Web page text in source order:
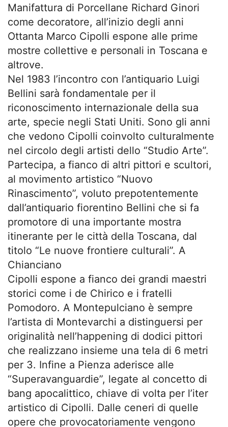
Manifattura di Porcellane Richard Ginori
come decoratore, all’inizio degli anni
Ottanta Marco Cipolli espone alle prime
mostre collettive e personali in Toscana e
altrove.
Nel 1983 l’incontro con l’antiquario Luigi
Bellini sarà fondamentale per il
riconoscimento internazionale della sua
arte, specie negli Stati Uniti. Sono gli anni
che vedono Cipolli coinvolto culturalmente
nel circolo degli artisti dello “Studio Arte”.
Partecipa, a fianco di altri pittori e scultori,
al movimento artistico “Nuovo
Rinascimento”, voluto prepotentemente
dall’antiquario fiorentino Bellini che si fa
promotore di una importante mostra
itinerante per le città della Toscana, dal
titolo “Le nuove frontiere culturali”. A
Chianciano
Cipolli espone a fianco dei grandi maestri
storici come i de Chirico e i fratelli
Pomodoro. A Montepulciano è sempre
l’artista di Montevarchi a distinguersi per
originalità nell’happening di dodici pittori
che realizzano insieme una tela di 6 metri
per 3. Infine a Pienza aderisce alle
“Superavanguardie”, legate al concetto di
bang apocalittico, chiave di volta per l’iter
artistico di Cipolli. Dalle ceneri di quelle
opere che provocatoriamente vengono